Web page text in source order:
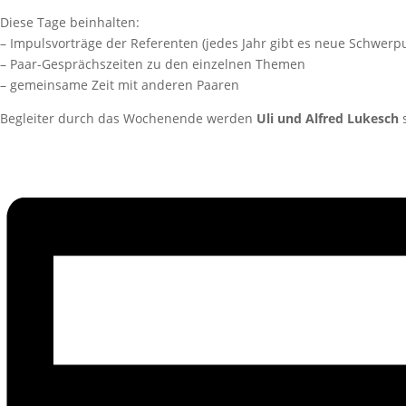
Diese Tage beinhalten:
– Impulsvorträge der Referenten (jedes Jahr gibt es neue
– Paar-Gesprächszeiten zu den einzelnen Themen
– gemeinsame Zeit mit anderen Paaren
Begleiter durch das Wochenende werden Uli und Alfred Lukesch